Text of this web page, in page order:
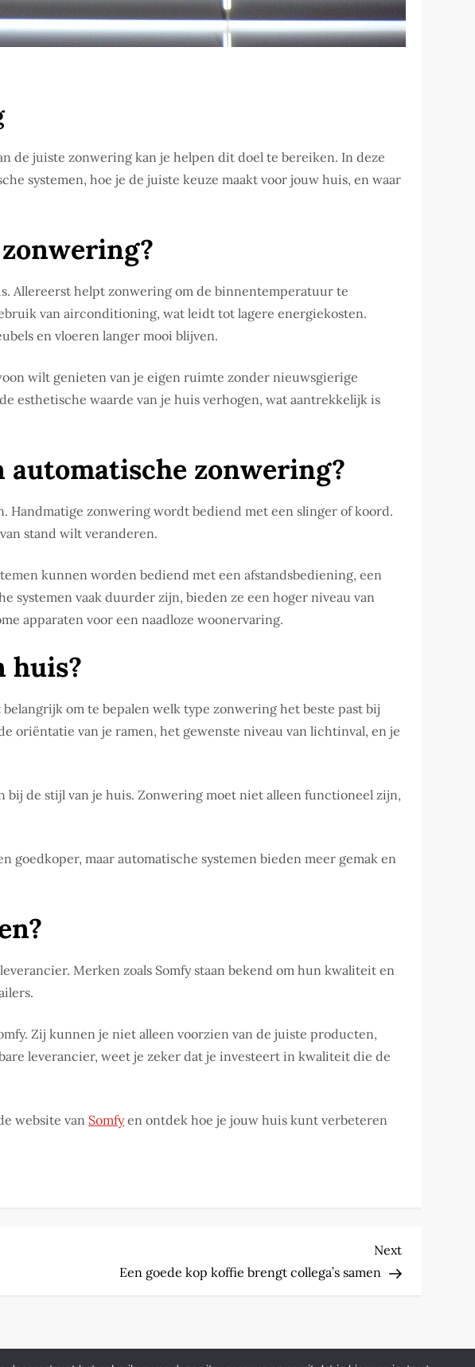
de juiste zonwering kan je helpen dit doel te bereiken. In deze
systemen, hoe je de juiste keuze maakt voor jouw huis, en waar
Allereerst helpt zonwering om de binnentemperatuur te
van airconditioning, wat leidt tot lagere energiekosten.
en vloeren langer mooi blijven.
wilt genieten van je eigen ruimte zonder nieuwsgierige
esthetische waarde van je huis verhogen, wat aantrekkelijk is
zonwering?
Handmatige zonwering wordt bediend met een slinger of koord.
stand wilt veranderen.
kunnen worden bediend met een afstandsbediening, een
systemen vaak duurder zijn, bieden ze een hoger niveau van
apparaten voor een naadloze woonervaring.
huis?
om te bepalen welk type zonwering het beste past bij
oriëntatie van je ramen, het gewenste niveau van lichtinval, en je
bij de stijl van je huis. Zonwering moet niet alleen functioneel zijn,
goedkoper, maar automatische systemen bieden meer gemak en
Merken zoals Somfy staan bekend om hun kwaliteit en
Zij kunnen je niet alleen voorzien van de juiste producten,
leverancier, weet je zeker dat je investeert in kwaliteit die de
website van Somfyen ontdek hoe je jouw huis kunt verbeteren
Next
Post
Next
Een goede kop koffie brengt collega’s samen